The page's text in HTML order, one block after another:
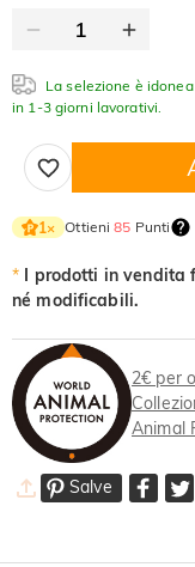
La selezione è
in 1-3 giorni lavorativi.
1× Ottieni85 Punti
*
I prodotti in
né modificabili.
2€ per
Animal
Salve